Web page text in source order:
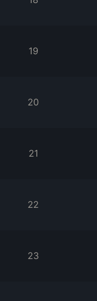
19
20
21
22
23